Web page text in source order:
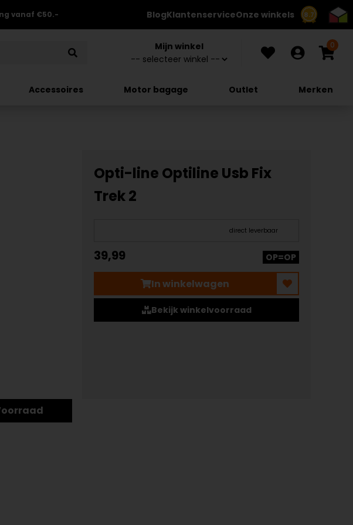
8.7
vanaf €50.- BlogKlantenserviceOnze winkels
Mijn winkel 0
Accessoires Motor bagage Outlet Merken
Opti-line Optiline Usb Fix
Trek 2
direct leverbaar
39,99 OP=OP
In winkelwagen
Bekijk winkelvoorraad